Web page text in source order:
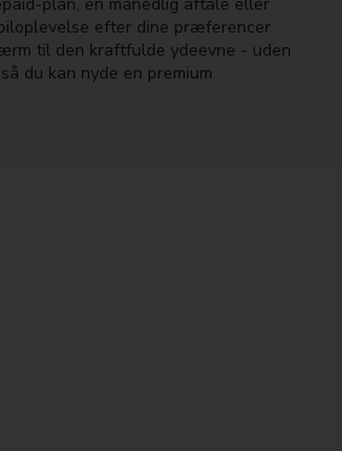
efter dine præferencer.
til den kraftfulde ydeevne - uden
du kan nyde en premium